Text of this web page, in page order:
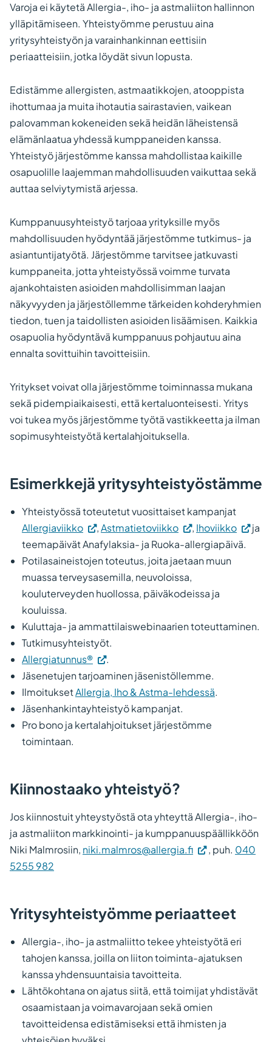
Varoja ei käytetä Allergia-, iho- ja astmaliiton hallinnon
ylläpitämiseen. Yhteistyömme perustuu aina
yritysyhteistyön ja varainhankinnan eettisiin
periaatteisiin, jotka löydät sivun lopusta.
Edistämme allergisten, astmaatikkojen, atooppista
ihottumaa ja muita ihotautia sairastavien, vaikean
palovamman kokeneiden sekä heidän läheistensä
elämänlaatua yhdessä kumppaneiden kanssa.
Yhteistyö järjestömme kanssa mahdollistaa kaikille
osapuolille laajemman mahdollisuuden vaikuttaa sekä
auttaa selviytymistä arjessa.
Kumppanuusyhteistyö tarjoaa yrityksille myös
mahdollisuuden hyödyntää järjestömme tutkimus- ja
asiantuntijatyötä. Järjestömme tarvitsee jatkuvasti
kumppaneita, jotta yhteistyössä voimme turvata
ajankohtaisten asioiden mahdollisimman laajan
näkyvyyden ja järjestöllemme tärkeiden kohderyhmien
tiedon, tuen ja taidollisten asioiden lisäämisen. Kaikkia
osapuolia hyödyntävä kumppanuus pohjautuu aina
ennalta sovittuihin tavoitteisiin.
Yritykset voivat olla järjestömme toiminnassa mukana
sekä pidempiaikaisesti, että kertaluonteisesti. Yritys
voi tukea myös järjestömme työtä vastikkeetta ja ilman
sopimusyhteistyötä kertalahjoituksella.
Esimerkkejä yritysyhteistyöstämme
Yhteistyössä toteutetut vuosittaiset kampanjat
Allergiaviikko
,Astmatietoviikko , Ihoviikko
ja
teemapäivät Anafylaksia- ja Ruoka-allergiapäivä.
Potilasaineistojen toteutus, joita jaetaan muun
muassa terveysasemilla, neuvoloissa,
kouluterveyden huollossa, päiväkodeissa ja
kouluissa.
Kuluttaja- ja ammattilaiswebinaarien toteuttaminen.
Tutkimusyhteistyöt.
Allergiatunnus®
.
Jäsenetujen tarjoaminen jäsenistöllemme.
IlmoituksetAllergia, Iho & Astma-lehdessä.
Jäsenhankintayhteistyö kampanjat.
Pro bono ja kertalahjoitukset järjestömme
toimintaan.
Kiinnostaako yhteistyö?
Jos kiinnostuit yhteystyöstä ota yhteyttä Allergia-, iho-
ja astmaliiton markkinointi- ja kumppanuuspäällikköön
Niki Malmrosiin, niki.malmros@allergia.fi , puh. 040
5255 982
Yritysyhteistyömme periaatteet
Allergia-, iho- ja astmaliitto tekee yhteistyötä eri
tahojen kanssa, joilla on liiton toiminta-ajatuksen
kanssa yhdensuuntaisia tavoitteita.
Lähtökohtana on ajatus siitä, että toimijat yhdistävät
osaamistaan ja voimavarojaan sekä omien
tavoitteidensa edistämiseksi että ihmisten ja